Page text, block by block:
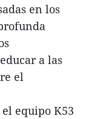
en los
a las
el
el equipo K53